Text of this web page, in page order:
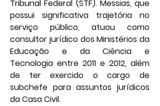
Tribunal Federal (STF). Messias, que
possui significativa trajetória no
serviço público, atuou como
consultor jurídico dos Ministérios da
Educação e da Ciência e
Tecnologia entre 2011 e 2012, além
de ter exercido o cargo de
subchefe para assuntos jurídicos
da Casa Civil.